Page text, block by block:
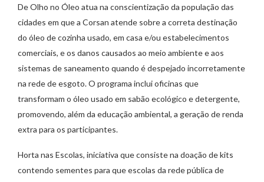
De Olho no Óleo atua na conscientização da população das
cidades em que a Corsan atende sobre a correta destinação
do óleo de cozinha usado, em casa e/ou estabelecimentos
comerciais, e os danos causados ao meio ambiente e aos
sistemas de saneamento quando é despejado incorretamente
na rede de esgoto. O programa inclui oficinas que
transformam o óleo usado em sabão ecológico e detergente,
promovendo, além da educação ambiental, a geração de renda
extra para os participantes.
Horta nas Escolas, iniciativa que consiste na doação de kits
contendo sementes para que escolas da rede pública de